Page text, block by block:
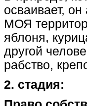
осваивает,
МОЯ
яблоня,
другой
рабство,
2. стадия: